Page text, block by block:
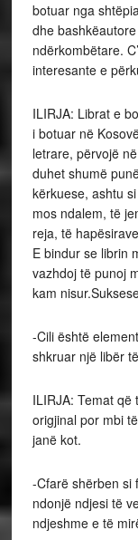
botuar nga
dhe
ndërkombëtare.
interesante e
ILIRJA: Librat e
i botuar në
letrare, përvojë
duhet shumë
kërkuese, ashtu
mos ndalem, të
reja, të
E bindur se librin
vazhdoj të punoj
kam
-Cili është
shkruar një libër
ILIRJA: Temat
origjinal por mbi
janë kot.
-Cfarë shërben si
ndonjë ndjesi të
ndjeshme e të